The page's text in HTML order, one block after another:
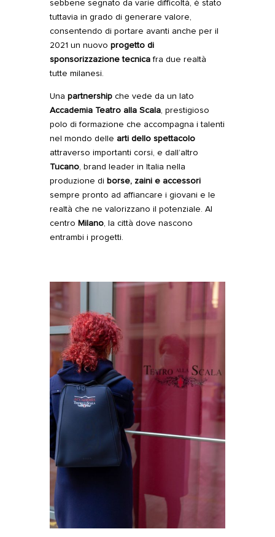
sebbene segnato da varie difficoltà, è stato
tuttavia in grado di generare valore,
consentendo di portare avanti anche per il
2021 un nuovo progetto di
sponsorizzazione tecnicafra due realtà
tutte milanesi.
Una partnershipche vede da un lato
Accademia Teatro alla Scala, prestigioso
polo di formazione che accompagna i talenti
nel mondo delle arti dello spettacolo
attraverso importanti corsi, e dall’altro
Tucano, brand leader in Italia nella
produzione di borse, zaini e accessori
sempre pronto ad affiancare i giovani e le
realtà che ne valorizzano il potenziale. Al
centro Milano, la città dove nascono
entrambi i progetti.